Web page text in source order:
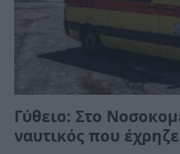
Γύθειο: Στο
ναυτικός που